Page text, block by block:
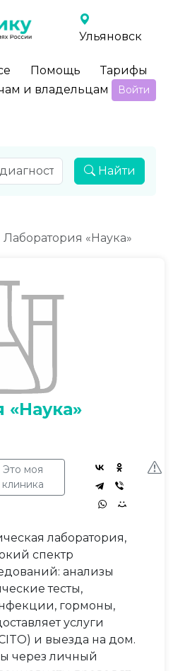
Ульяновск
Помощь
Тарифы
и владельцам
Войти
Найти
Лаборатория «Наука»
«Наука»
Это моя
клиника
лаборатория,
спектр
анализы
тесты,
гормоны,
услуги
и выезда на дом.
через личный